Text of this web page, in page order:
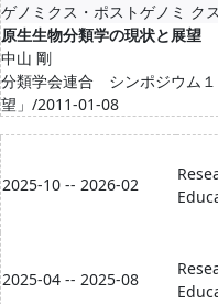
ゲノミクス・ポストゲノミ
原生生物分類学の現状と展望
中山 剛
分類学会連合 シンポジウム
望」/2011-01-08
2025-10 -- 2026-02
2025-04 -- 2025-08